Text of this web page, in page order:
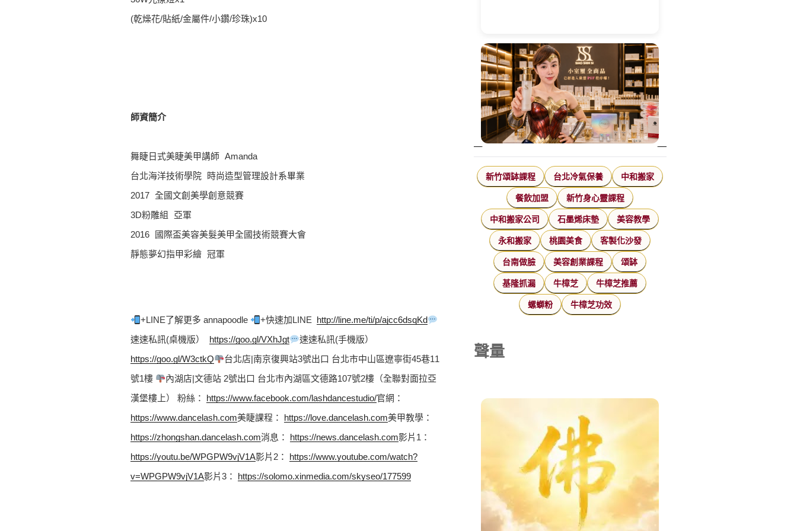
(乾燥花/貼紙/金屬件/小鑽/珍珠)x10
師資簡介
舞睫日式美睫美甲講師 Amanda
台北海洋技術學院 時尚造型管理設計系畢業
2017 全國文創美學創意競賽
3D粉雕組 亞軍
2016 國際盃美容美髮美甲全國技術競賽大會
靜態夢幻指甲彩繪 冠軍
+LINE了解更多 annapoodle +快速加LINE http://line.me/ti/p/ajcc6dsqKd
速速私訊(桌機版） https://goo.gl/VXhJgt
https://goo.gl/W3ctkQ
台北店|南京復興站3號出口 台北市中山區遼寧街45巷11
號1樓
內湖店|文德站 2號出口 台北市內湖區文德路107號2樓（全聯對面拉亞
漢堡樓上） 粉絲： https://www.facebook.com/lashdancestudio/
https://www.dancelash.com美睫課程： https://love.dancelash.com
https://zhongshan.dancelash.com消息： https://news.dancelash.com
https://youtu.be/WPGPW9vjV1A影片2： https://www.youtube.com/watch?
v=WPGPW9vjV1A影片3： https://solomo.xinmedia.com/skyseo/177599
新竹頌缽課程 台北冷氣保養 中和搬家
餐飲加盟 新竹身心靈課程
中和搬家公司 石墨烯床墊 美容教學
永和搬家 桃園美食 客製化沙發
台南做臉 美容創業課程 頌缽
基隆抓漏 牛樟芝 牛樟芝推薦
螺螄粉 牛樟芝功效
聲量